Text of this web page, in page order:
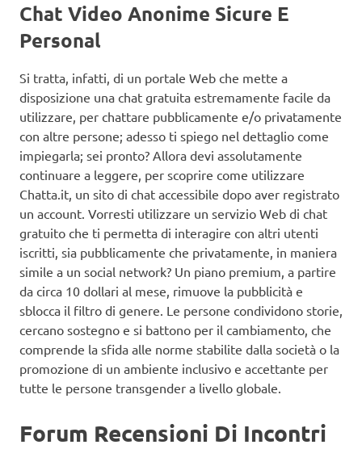
Chat Video Anonime Sicure E
Personal
Si tratta, infatti, di un portale Web che mette a
disposizione una chat gratuita estremamente facile da
utilizzare, per chattare pubblicamente e/o privatamente
con altre persone; adesso ti spiego nel dettaglio come
impiegarla; sei pronto? Allora devi assolutamente
continuare a leggere, per scoprire come utilizzare
Chatta.it, un sito di chat accessibile dopo aver registrato
un account. Vorresti utilizzare un servizio Web di chat
gratuito che ti permetta di interagire con altri utenti
iscritti, sia pubblicamente che privatamente, in maniera
simile a un social network? Un piano premium, a partire
da circa 10 dollari al mese, rimuove la pubblicità e
sblocca il filtro di genere. Le persone condividono storie,
cercano sostegno e si battono per il cambiamento, che
comprende la sfida alle norme stabilite dalla società o la
promozione di un ambiente inclusivo e accettante per
tutte le persone transgender a livello globale.
Forum Recensioni Di Incontri